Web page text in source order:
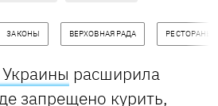
ЗАКОНЫ ВЕРХОВНАЯ РАДА РЕСТОРАНЫ
расширила
запрещено курить,